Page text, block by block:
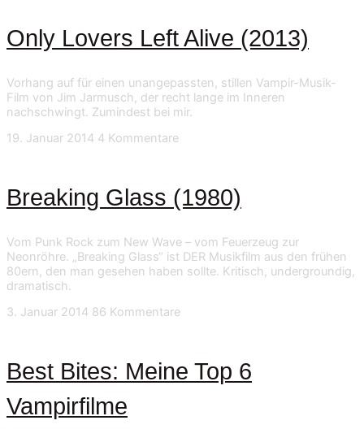
Only Lovers Left Alive (2013)
Vorhang auf für einen unangepassten, stillen Vampir-Musik-
Film von Jim Jarmusch, der recht lange im Inneren
nachschwingt. Zumindest bei mir.
19. Januar 2014 4 Kommentare
Breaking Glass (1980)
Vom Punk Rock zum New Wave – vom Feuerzeug zur
Neonröhre. „Breaking Glass“ ist DER Musikfilm aus den frühen
80ern, den man gesehen haben sollte. Kritisch, undergroundig,
dramatisch.
3. Januar 2014 86 Kommentare
Best Bites: Meine Top 6
Vampirfilme